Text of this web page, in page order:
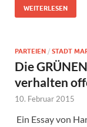
WEITERLESEN
PARTEIEN / STADT
Die
verhalten
10. Februar 2015
Ein Essay von